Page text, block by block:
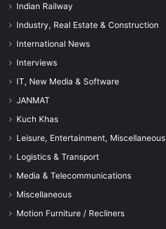
Indian Railway
Industry, Real Estate & Construction
International News
Interviews
IT, New Media & Software
JANMAT
Kuch Khas
Leisure, Entertainment, Miscellaneous
Logistics & Transport
Media & Telecommunications
Miscellaneous
Motion Furniture / Recliners